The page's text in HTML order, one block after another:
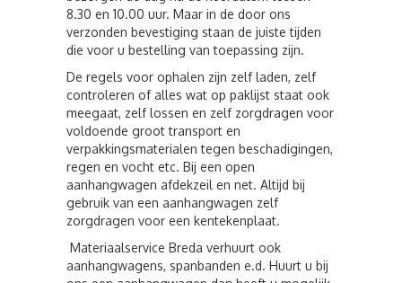
8.30 en 10.00 uur. Maar in de door ons
verzonden bevestiging staan de juiste tijden
die voor u bestelling van toepassing zijn.
De regels voor ophalen zijn zelf laden, zelf
controleren of alles wat op paklijst staat ook
meegaat, zelf lossen en zelf zorgdragen voor
voldoende groot transport en
verpakkingsmaterialen tegen beschadigingen,
regen en vocht etc. Bij een open
aanhangwagen afdekzeil en net. Altijd bij
gebruik van een aanhangwagen zelf
zorgdragen voor een kentekenplaat.
Materiaalservice Breda verhuurt ook
aanhangwagens, spanbanden e.d. Huurt u bij